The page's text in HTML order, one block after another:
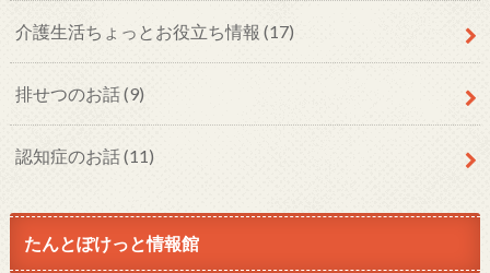
介護生活ちょっとお役立ち情報 (17)
排せつのお話(9)
認知症のお話(11)
たんとぽけっと情報館